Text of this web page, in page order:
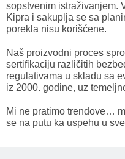
sopstvenim istraživanjem.
Kipra i sakuplja se sa
porekla nisu korišćene.
Naš proizvodni proces
sertifikaciju različitih
regulativama u skladu sa
iz 2000. godine, uz
Mi ne pratimo trendove…
se na putu ka uspehu u